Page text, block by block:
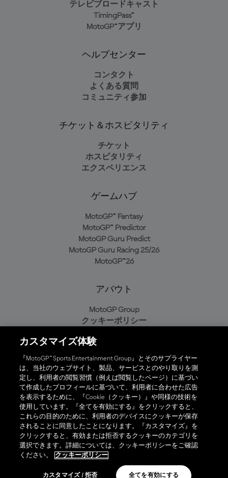
テレビブロードキャスト
TimingPass™
MotoGP™アプリ
ヘルプセンター
コンタクト
よくある質問
コミュニティ参加
チケット＆ホスピタリティ
チケット
ホスピタリティ
エクスペリエンス
ゲームハブ
MotoGP™ Fantasy
MotoGP™ Predictor
MotoGP Guru Predict
MotoGP Guru Racing 25/26
MotoGP™26
アバウト
MotoGP Group
クッキーポリシー
プライバシーポリシー
購入ポリシー
オフィシャルアプリ
© 2026 MotoGP Sports Entertainment Group. 全著作権所有。全ての
商標はそれぞれの所有者に帰属。
カスタマイズ体験
『MotoGP™ Sports Entertainment Group』とそのサプライヤー
は、当社のウェブサイト、製品、サービスとのやり取りを測
定し、利用者の閲覧習慣（例えば閲覧したページ）に基づい
て作成したプロフィールに基づいて、利用者に合わせた広告
を表示するために、『Cookie（クッキー）』や同様の技術を
使用しています。『全てを有効にする』をクリックすると、
これらの目的のために、利用者のデバイスにクッキーが保存
されることに同意したことになります。『カスタマイズ』を
クリックすると、有効または拒否するクッキーのカテゴリを
選択できます。詳細については、クッキーポリシーをご確認
ください。
クッキーポリシー
カスタマイズ / 拒否 全てを有効にする